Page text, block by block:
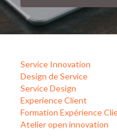
Service Innovation
Design de Service
Service Design
Experience Client
Formation Expérience
Atelier open innovation